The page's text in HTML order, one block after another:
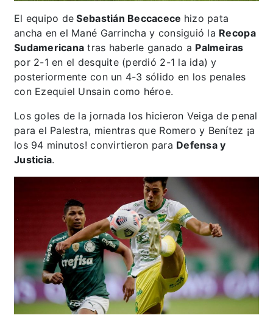
El equipo de Sebastián Beccacece hizo pata
ancha en el Mané Garrincha y consiguió la Recopa
Sudamericana tras haberle ganado a Palmeiras
por 2-1 en el desquite (perdió 2-1 la ida) y
posteriormente con un 4-3 sólido en los penales
con Ezequiel Unsain como héroe.
Los goles de la jornada los hicieron Veiga de penal
para el Palestra, mientras que Romero y Benítez ¡a
los 94 minutos! convirtieron para Defensa y
Justicia.